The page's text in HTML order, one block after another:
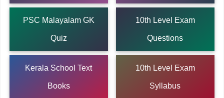
PSC Malayalam GK
Quiz
10th Level Exam
Questions
Kerala School Text
Books
10th Level Exam
Syllabus